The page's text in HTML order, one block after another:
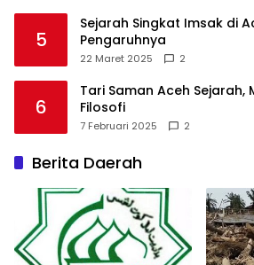
5
Sejarah Singkat Imsak di
Pengaruhnya
22 Maret 2025 2
6
Tari Saman Aceh Sejarah,
Filosofi
7 Februari 2025 2
Berita Daerah